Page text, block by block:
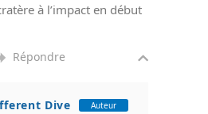
à l’impact en début
Répondre
Dive Auteur